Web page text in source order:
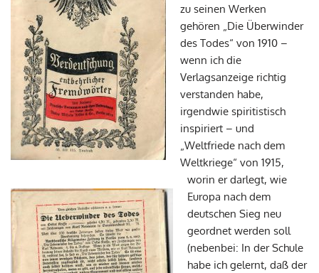
zu seinen Werken
gehören „Die Überwinder
des Todes“ von 1910 –
wenn ich die
Verlagsanzeige richtig
verstanden habe,
irgendwie spiritistisch
inspiriert – und
„Weltfriede nach dem
Weltkriege“ von 1915,
worin er darlegt, wie
Europa nach dem
deutschen Sieg neu
geordnet werden soll
(nebenbei: In der Schule
habe ich gelernt, daß der